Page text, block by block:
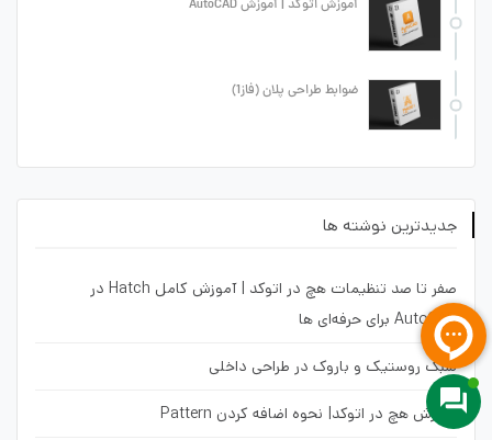
آموزش اتوکد | آموزش AutoCAD
ضوابط طراحی پلان (فاز1)
جدیدترین نوشته ها
صفر تا صد تنظیمات هچ در اتوکد | آموزش کامل Hatch در
AutoCAD برای حرفه‌ای ها
سبک روستیک و باروک در طراحی داخلی
آموزش هچ در اتوکد| نحوه اضافه کردن Pattern